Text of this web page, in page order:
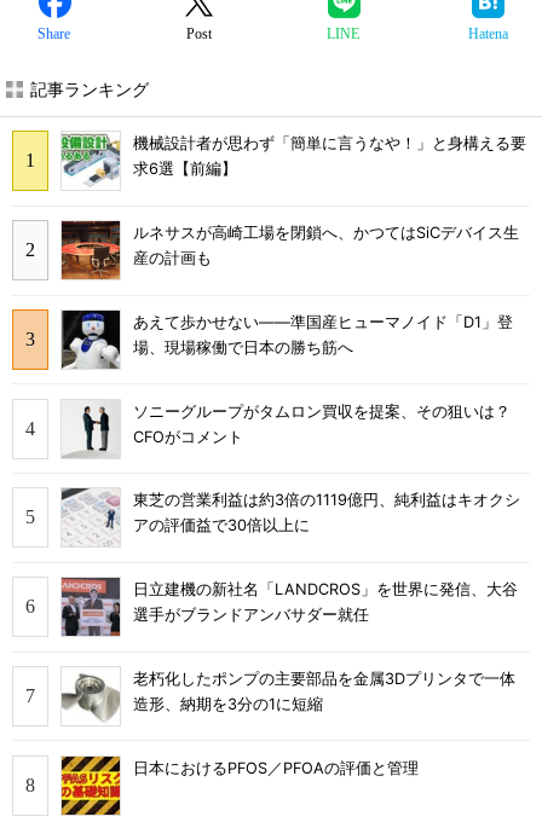
Share Post LINE Hatena
記事ランキング
機械設計者が思わず「簡単に言うなや！」と身構える要
求6選【前編】
ルネサスが高崎工場を閉鎖へ、かつてはSiCデバイス生
産の計画も
あえて歩かせない――準国産ヒューマノイド「D1」登
場、現場稼働で日本の勝ち筋へ
ソニーグループがタムロン買収を提案、その狙いは？
CFOがコメント
東芝の営業利益は約3倍の1119億円、純利益はキオクシ
アの評価益で30倍以上に
日立建機の新社名「LANDCROS」を世界に発信、大谷
選手がブランドアンバサダー就任
老朽化したポンプの主要部品を金属3Dプリンタで一体
造形、納期を3分の1に短縮
日本におけるPFOS／PFOAの評価と管理